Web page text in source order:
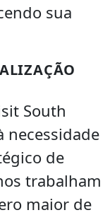
sua
South
necessidade
de
trabalham
maior de